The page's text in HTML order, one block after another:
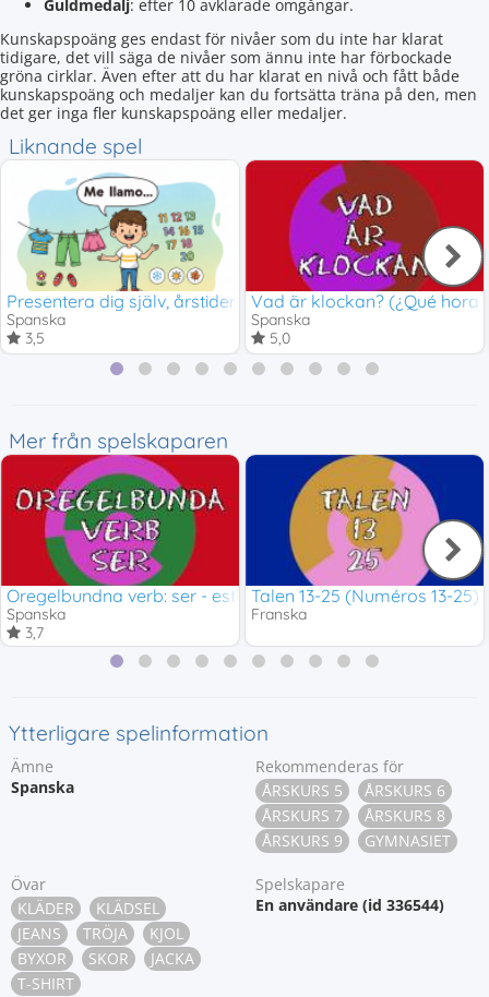
Guldmedalj: efter 10 avklarade omgångar.
Kunskapspoäng ges endast för nivåer som du inte har klarat
tidigare, det vill säga de nivåer som ännu inte har förbockade
gröna cirklar. Även efter att du har klarat en nivå och fått både
kunskapspoäng och medaljer kan du fortsätta träna på den, men
det ger inga fler kunskapspoäng eller medaljer.
Liknande spel
Presentera dig själv, årstider och tal 11-20
Spanska
3,5
Vad är klockan? (¿Qué hora
Spanska
5,0
Mer från spelskaparen
Oregelbundna verb: ser - estar
Spanska
3,7
Talen 13-25 (Numéros 13-25)
Franska
Ytterligare spelinformation
Ämne
Spanska
Rekommenderas för
ÅRSKURS 5
ÅRSKURS 6
ÅRSKURS 7
ÅRSKURS 8
ÅRSKURS 9
GYMNASIET
Övar
KLÄDER
KLÄDSEL
JEANS
TRÖJA
KJOL
BYXOR
SKOR
JACKA
T-SHIRT
Spelskapare
En användare (id 336544)